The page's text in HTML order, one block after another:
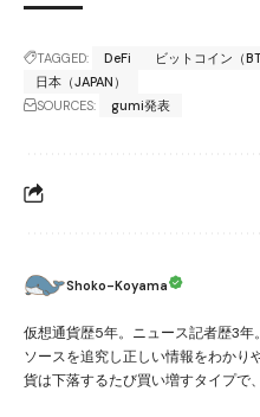
TAGGED: DeFi ビットコイン（
日本（JAPAN）
SOURCES:
gumi発表
Shoko-Koyama
仮想通貨歴5年。ニュース記者歴3
ソースを追究し正しい情報をわかり
貨は下落するたび買い増すタイプで